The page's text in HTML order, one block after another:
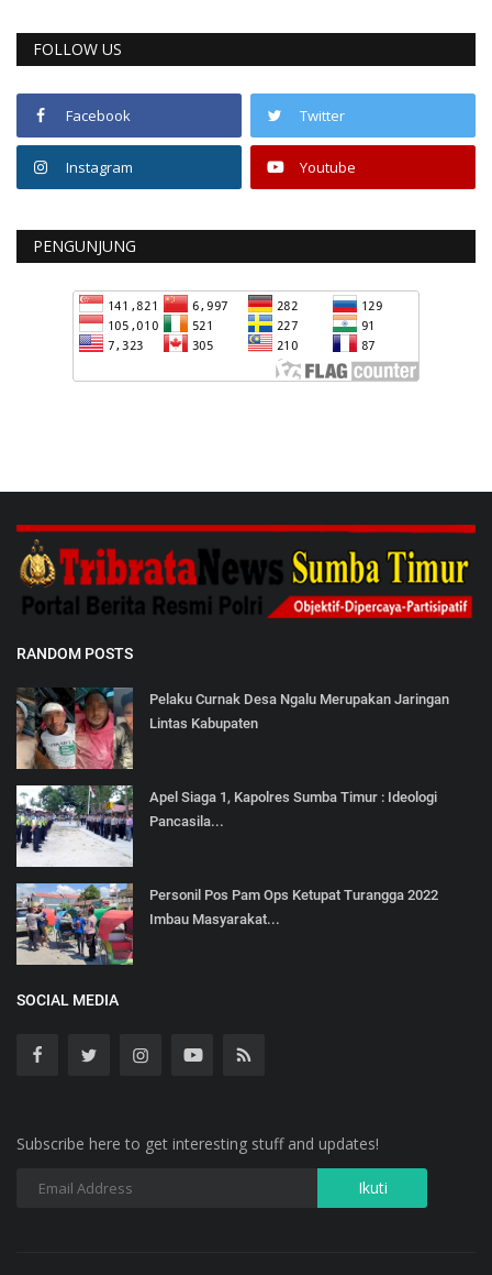
FOLLOW US
Facebook Twitter
Instagram Youtube
PENGUNJUNG
RANDOM POSTS
Pelaku Curnak Desa Ngalu Merupakan Jaringan
Lintas Kabupaten
Apel Siaga 1, Kapolres Sumba Timur : Ideologi
Pancasila...
Personil Pos Pam Ops Ketupat Turangga 2022
Imbau Masyarakat...
SOCIAL MEDIA
Subscribe here to get interesting stuff and updates!